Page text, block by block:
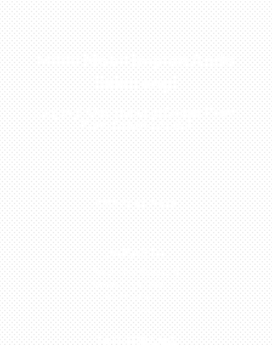
Miliki Mobil Impian Anda
Sekarang!
Kunjungi Atau Hubungi Dealer Resmi
Kami Di Kota Anda!
0813-1054-7548
JAKARTA
Perumahan Boulevard
Taman Surya 3 Blok h2,
No.27, Jakarta –
Indonesia
TANGERANG